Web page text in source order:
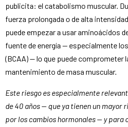
publicita: el catabolismo muscular.
fuerza prolongada o de alta
puede empezar a usar aminoácidos
fuente de energía — especialmente
(BCAA) — lo que puede comprometer
mantenimiento de masa muscular.
Este riesgo es especialmente
de 40 años — que ya tienen un mayor
por los cambios hormonales — y para